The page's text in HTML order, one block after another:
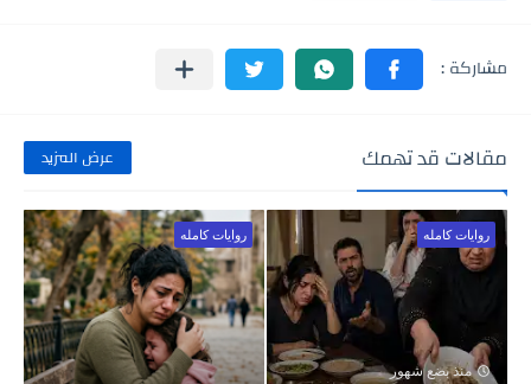
مقالات قد تهمك عرض المزيد
روايات كامله
منذ بضع شهور
روايات كامله